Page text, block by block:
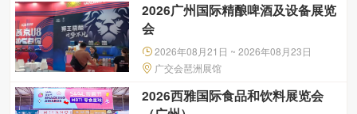
2026广州国际精酿啤酒及设备展览
会
2026年08月21日 ~ 2026年08月23日
广交会琶洲展馆
2026西雅国际食品和饮料展览会